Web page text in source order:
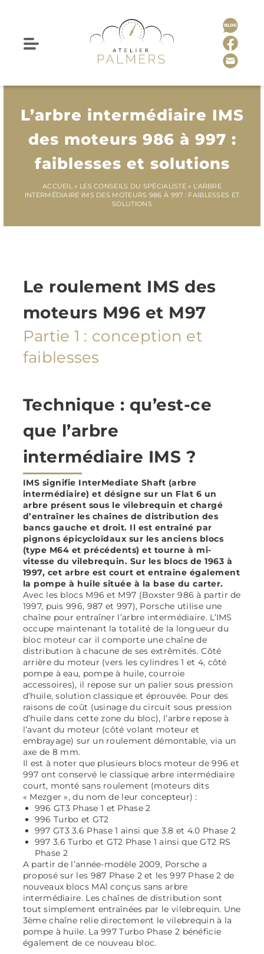
L’arbre intermédiaire IMS
des moteurs 986 à 997 :
faiblesses et solutions
ACCUEIL» LES CONSEILS DU SPÉCIALISTE » L’ARBRE
INTERMÉDIAIRE IMS DES MOTEURS 986 À 997 : FAIBLESSES ET
SOLUTIONS
Le roulement IMS des
moteurs M96 et M97
Partie 1 : conception et
faiblesses
Technique : qu’est-ce
que l’arbre
intermédiaire IMS ?
IMS signifie InterMediate Shaft (arbre
intermédiaire) et désigne sur un Flat 6 un
arbre présent sous le vilebrequin et chargé
d’entraîner les chaînes de distribution des
bancs gauche et droit. Il est entraîné par
pignons épicycloïdaux sur les anciens blocs
(type M64 et précédents) et tourne à mi-
vitesse du vilebrequin. Sur les blocs de 1963 à
1997, cet arbre est court et entraine également
la pompe à huile située à la base du carter.
Avec les blocs M96 et M97 (Boxster 986 à partir de
1997, puis 996, 987 et 997), Porsche utilise une
chaîne pour entraîner l’arbre intermédiaire. L’IMS
occupe maintenant la totalité de la longueur du
bloc moteur car il comporte une chaîne de
distribution à chacune de ses extrêmités. Côté
arrière du moteur (vers les cylindres 1 et 4, côté
pompe à eau, pompe à huile, courroie
accessoires), il repose sur un palier sous pression
d’huile, solution classique et éprouvée. Pour des
raisons de coût (usinage du circuit sous pression
d’huile dans cette zone du bloc), l’arbre repose à
l’avant du moteur (côté volant moteur et
embrayage) sur un roulement démontable, via un
axe de 8 mm.
Il est à noter que plusieurs blocs moteur de 996 et
997 ont conservé le classique arbre intermédiaire
court, monté sans roulement (moteurs dits
« Mezger », du nom de leur concepteur) :
996 GT3 Phase 1 et Phase 2
996 Turbo et GT2
997 GT3 3.6 Phase 1 ainsi que 3.8 et 4.0 Phase 2
997 3.6 Turbo et GT2 Phase 1 ainsi que GT2 RS
Phase 2
A partir de l’année-modèle 2009, Porsche a
proposé sur les 987 Phase 2 et les 997 Phase 2 de
nouveaux blocs MA1 conçus sans arbre
intermédiaire. Les chaînes de distribution sont
tout simplement entraînées par le vilebrequin. Une
3ème chaîne relie directement le vilebrequin à la
pompe à huile. La 997 Turbo Phase 2 bénéficie
également de ce nouveau bloc.